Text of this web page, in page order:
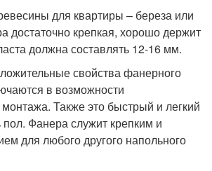
для квартиры – береза или
достаточно крепкая, хорошо держит
должна составлять 12-16 мм.
свойства фанерного
в возможности
Также это быстрый и легкий
Фанера служит крепким и
для любого другого напольного